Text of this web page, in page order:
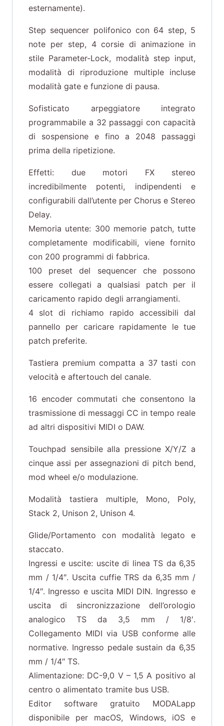
esternamente).
Step sequencer polifonico con 64 step, 5
note per step, 4 corsie di animazione in
stile Parameter-Lock, modalità step input,
modalità di riproduzione multiple incluse
modalità gate e funzione di pausa.
Sofisticato arpeggiatore integrato
programmabile a 32 passaggi con capacità
di sospensione e fino a 2048 passaggi
prima della ripetizione.
Effetti: due motori FX stereo
incredibilmente potenti, indipendenti e
configurabili dall’utente per Chorus e Stereo
Delay.
Memoria utente: 300 memorie patch, tutte
completamente modificabili, viene fornito
con 200 programmi di fabbrica.
100 preset del sequencer che possono
essere collegati a qualsiasi patch per il
caricamento rapido degli arrangiamenti.
4 slot di richiamo rapido accessibili dal
pannello per caricare rapidamente le tue
patch preferite.
Tastiera premium compatta a 37 tasti con
velocità e aftertouch del canale.
16 encoder commutati che consentono la
trasmissione di messaggi CC in tempo reale
ad altri dispositivi MIDI o DAW.
Touchpad sensibile alla pressione X/Y/Z a
cinque assi per assegnazioni di pitch bend,
mod wheel e/o modulazione.
Modalità tastiera multiple, Mono, Poly,
Stack 2, Unison 2, Unison 4.
Glide/Portamento con modalità legato e
staccato.
Ingressi e uscite: uscite di linea TS da 6,35
mm / 1/4″. Uscita cuffie TRS da 6,35 mm /
1/4″. Ingresso e uscita MIDI DIN. Ingresso e
uscita di sincronizzazione dell’orologio
analogico TS da 3,5 mm / 1/8′.
Collegamento MIDI via USB conforme alle
normative. Ingresso pedale sustain da 6,35
mm / 1/4″ TS.
Alimentazione: DC-9,0 V – 1,5 A positivo al
centro o alimentato tramite bus USB.
Editor software gratuito MODALapp
disponibile per macOS, Windows, iOS e